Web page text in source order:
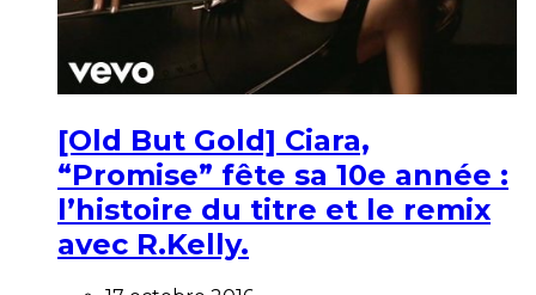
[Old But Gold] Ciara,
“Promise” fête sa 10e année :
l’histoire du titre et le remix
avec R.Kelly.